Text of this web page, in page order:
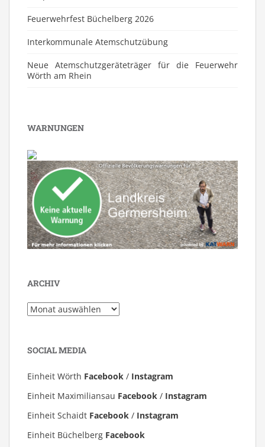
Feuerwehrfest Büchelberg 2026
⁠Interkommunale Atemschutzübung
Neue Atemschutzgeräteträger für die Feuerwehr
Wörth am Rhein
WARNUNGEN
ARCHIV
Archiv
SOCIAL MEDIA
Einheit Wörth Facebook / Instagram
Einheit Maximiliansau Facebook / Instagram
Einheit Schaidt Facebook / Instagram
Einheit Büchelberg Facebook